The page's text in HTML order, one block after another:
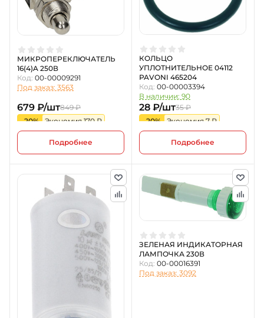
МИКРОПЕРЕКЛЮЧАТЕЛЬ
16(4)A 250В
Код: 00-00009291
Под заказ: 3563
679 ₽/шт849 ₽
-20%
Экономия 170 ₽
Подробнее
КОЛЬЦО
УПЛОТНИТЕЛЬНОЕ 04112
PAVONI 465204
Код: 00-00003394
В наличии: 90
28 ₽/шт35 ₽
-20%
Экономия 7 ₽
Подробнее
ЗЕЛЕНАЯ ИНДИКАТОРНАЯ
ЛАМПОЧКА 230В
Код: 00-00016391
Под заказ: 3092